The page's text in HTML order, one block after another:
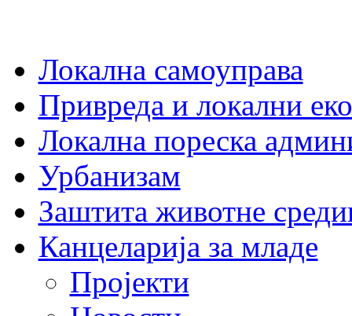
Локална самоуправа
Привреда и локални
Локална пореска
Урбанизам
Заштита животне
Канцеларија за младе
Пројекти